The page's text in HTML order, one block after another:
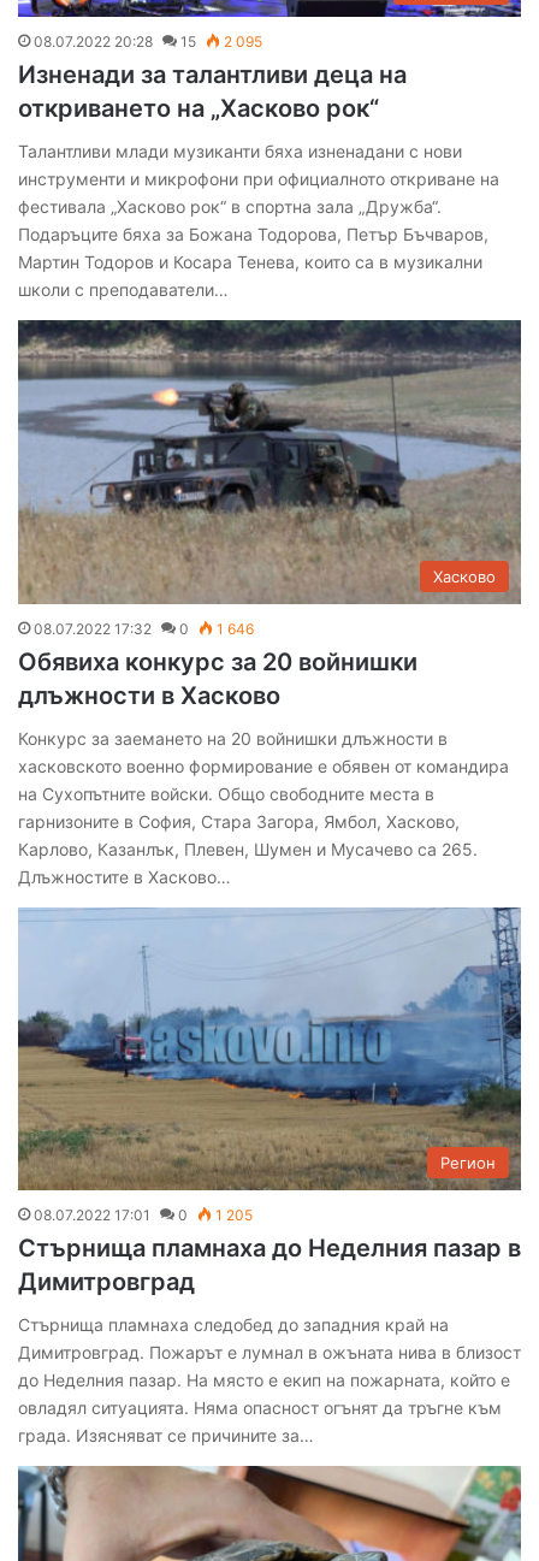
08.07.2022 20:28 15 2 095
Изненади за талантливи деца на
откриването на „Хасково рок“
Талантливи млади музиканти бяха изненадани с нови
инструменти и микрофони при официалното откриване на
фестивала „Хасково рок“ в спортна зала „Дружба“.
Подаръците бяха за Божана Тодорова, Петър Бъчваров,
Мартин Тодоров и Косара Тенева, които са в музикални
школи с преподаватели…
Хасково
08.07.2022 17:32 0 1 646
Обявиха конкурс за 20 войнишки
длъжности в Хасково
Конкурс за заемането на 20 войнишки длъжности в
хасковското военно формирование е обявен от командира
на Сухопътните войски. Общо свободните места в
гарнизоните в София, Стара Загора, Ямбол, Хасково,
Карлово, Казанлък, Плевен, Шумен и Мусачево са 265.
Длъжностите в Хасково…
Регион
08.07.2022 17:01 0 1 205
Стърнища пламнаха до Неделния пазар в
Димитровград
Стърнища пламнаха следобед до западния край на
Димитровград. Пожарът е лумнал в ожъната нива в близост
до Неделния пазар. На място е екип на пожарната, който е
овладял ситуацията. Няма опасност огънят да тръгне към
града. Изясняват се причините за…